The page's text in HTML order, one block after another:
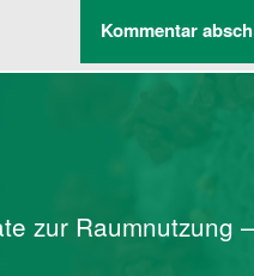
zur Raumnutzung